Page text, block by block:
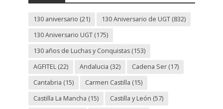
130 aniversario (21) 130 Aniversario de UGT(832)
130 Aniversario UGT(175)
130 años de Luchas y Conquistas(153)
AGFITEL(22) Andalucia (32) Cadena Ser(17)
Cantabria (15) Carmen Castilla (15)
Castilla La Mancha (15) Castilla y León (57)